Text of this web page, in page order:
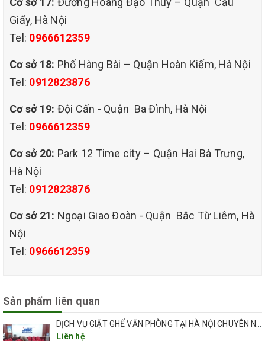
rẻ chuyên nghiệp tại quận hai bà trưng hà nội.
QUY TRÌNH GIẶT GHẾ VĂN PHÒNG GIÁ RẺ CHUYÊN
NGHIỆP TẠI QUẬN HAI BÀ TRƯNG HÀ NỘI
Bước 2: Sử dụng máy hút bụi làm sạch phần thô của ghế: bụi bẩn,
vụn bánh, vụn thức ăn, giấy tờ… trên ghế.
Giấy, Hà Nội
Tel: 0966612359
Cơ sở 18: Phố Hàng Bài – Quận Hoàn Kiếm, Hà Nội
Tel: 0912823876
Cơ sở 19: Đội Cấn - Quận Ba Đình, Hà Nội
Tel: 0966612359
Cơ sở 20: Park 12 Time city – Quận Hai Bà Trưng,
Hà Nội
Tel: 0912823876
Cơ sở 21: Ngoại Giao Đoàn - Quận Bắc Từ Liêm, Hà
Nội
Tel: 0966612359
Sản phẩm liên quan
Liên hệ